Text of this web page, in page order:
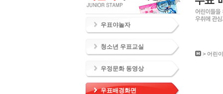
우표야놀자
청소년 우표교실
우정문화 동영상
우표배경화면
> 어린